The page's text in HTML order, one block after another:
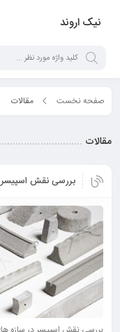
نیک اروند
صفحه نخست مقالات
مقالات
بررسی نقش